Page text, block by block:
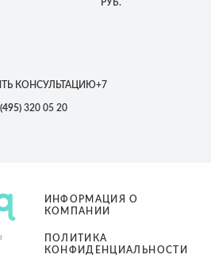
РУБ.
КОНСУЛЬТАЦИЮ+7
(495)320 05 20
ИНФОРМАЦИЯ О
КОМПАНИИ
ПОЛИТИКА
КОНФИДЕНЦИАЛЬНОСТИ